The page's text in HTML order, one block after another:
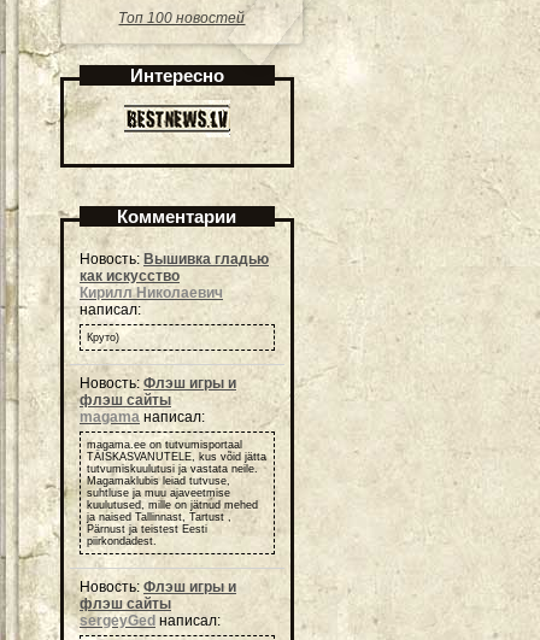
Топ 100 новостей
Интересно
Комментарии
Новость: Вышивка гладью
как искусство
Кирилл Николаевич
написал:
Круто)
Новость: Флэш игры и
флэш сайты
magama написал:
magama.ee on tutvumisportaal
TÄISKASVANUTELE, kus võid jätta
tutvumiskuulutusi ja vastata neile.
Magamaklubis leiad tutvuse,
suhtluse ja muu ajaveetmise
kuulutused, mille on jätnud mehed
ja naised Tallinnast, Tartust ,
Pärnust ja teistest Eesti
piirkondadest.
Новость: Флэш игры и
флэш сайты
sergeyGed написал: